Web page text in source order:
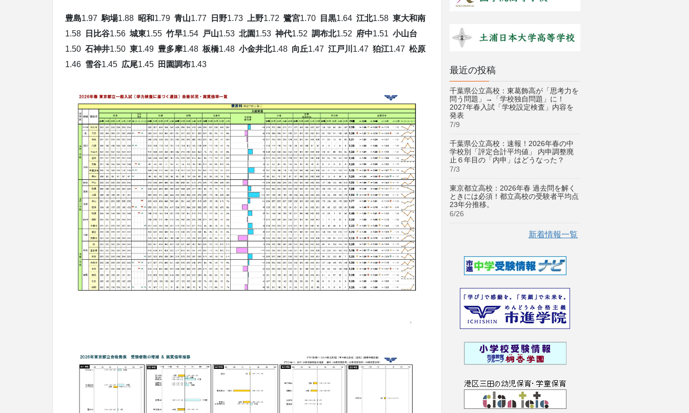
豊島1.97駒場1.88 昭和1.79 青山1.77 日野1.73 上野1.72 鷺宮1.70 目黒1.64 江北1.58 東大和南
1.58
日比谷1.56 城東1.55 竹早1.54 戸山1.53 北園1.53 神代1.52 調布北1.52 府中1.51 小山台
1.50 石神井1.50 東1.49 豊多摩1.48 板橋1.48 小金井北1.48 向丘1.47 江戸川 1.47 狛江1.47 松原
1.46 雪谷1.45 広尾1.45 田園調布1.43
最近の投稿
千葉県公立高校：東葛飾高が「思考力を
問う問題」→「学校独自問題」に！
2027年春入試「学校設定検査」内容を
発表
7/9
千葉県公立高校：速報！2026年春の中
学校別「評定合計平均値」 内申調整廃
止６年目の「内申」はどうなった？
7/3
東京都立高校：2026年春 過去問を解く
ときには必須！都立高校の受験者平均点
23年分推移。
6/26
新着情報一覧